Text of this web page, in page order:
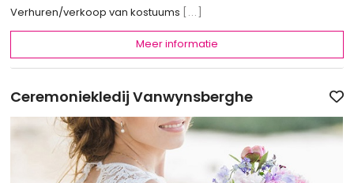
Verhuren/verkoop van kostuums [...]
Meer informatie
Ceremoniekledij Vanwynsberghe